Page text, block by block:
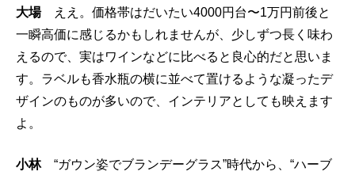
大場ええ。価格帯はだいたい4000円台〜1万円前後と
一瞬高価に感じるかもしれませんが、少しずつ長く味わ
えるので、実はワインなどに比べると良心的だと思いま
す。ラベルも香水瓶の横に並べて置けるような凝ったデ
ザインのものが多いので、インテリアとしても映えます
よ。
小林“ガウン姿でブランデーグラス”時代から、“ハーブ